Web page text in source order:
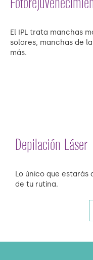
El IPL trata manchas
solares, manchas de
más.
Depilación Láser
Lo único que
de tu rutina.